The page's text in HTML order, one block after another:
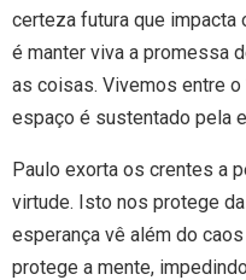
certeza futura que impacta
é manter viva a promessa
as coisas. Vivemos entre o
espaço é sustentado pela
Paulo exorta os crentes a
virtude. Isto nos protege
esperança vê além do
protege a mente,